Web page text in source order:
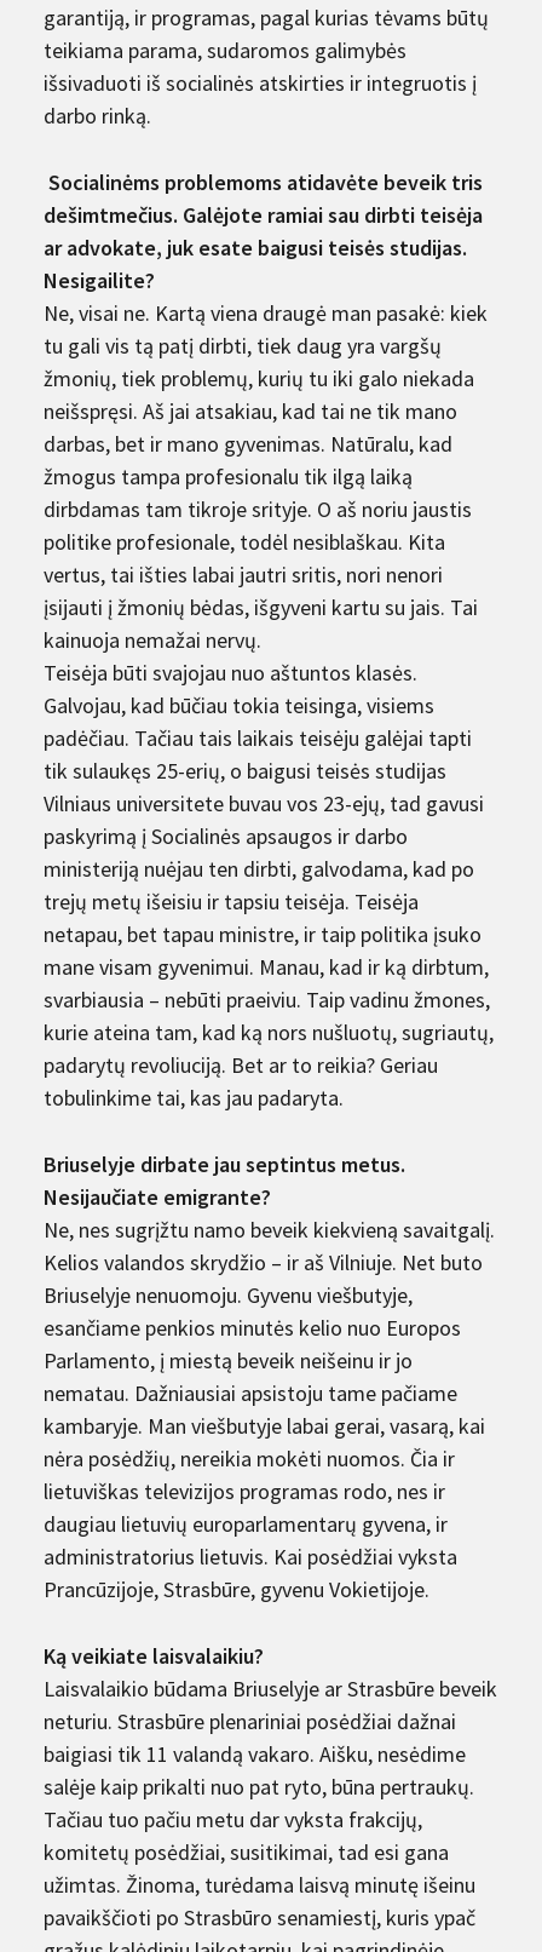
garantiją, ir programas, pagal kurias tėvams būtų
teikiama parama, sudaromos galimybės
išsivaduoti iš socialinės atskirties ir integruotis į
darbo rinką.
Socialinėms problemoms atidavėte beveik tris
dešimt­mečius. Galėjote ramiai sau dirbti teisėja
ar advokate, juk esate baigusi teisės studijas.
Nesigailite?
Ne, visai ne. Kartą viena draugė man pasakė: kiek
tu gali vis tą patį dirbti, tiek daug yra vargšų
žmonių, tiek problemų, kurių tu iki galo niekada
neišspręsi. Aš jai atsakiau, kad tai ne tik mano
darbas, bet ir mano gyvenimas. Natūralu, kad
žmogus tampa profesionalu tik ilgą laiką
dirbdamas tam tikroje srityje. O aš noriu jaustis
politike profesionale, todėl nesiblaškau. Kita
vertus, tai išties labai jautri sritis, nori nenori
įsijauti į žmonių bėdas, išgyveni kartu su jais. Tai
kainuoja nemažai nervų.
Teisėja būti svajojau nuo aštuntos klasės.
Galvojau, kad būčiau tokia teisinga, visiems
padėčiau. Tačiau tais laikais teisėju galėjai tapti
tik sulaukęs 25-erių, o baigusi teisės studijas
Vilniaus universitete buvau vos 23-ejų, tad gavusi
paskyrimą į Socialinės apsaugos ir darbo
ministeriją nuėjau ten dirbti, galvodama, kad po
trejų metų išeisiu ir tapsiu teisėja. Teisėja
netapau, bet tapau ministre, ir taip politika įsuko
mane visam gyvenimui. Manau, kad ir ką dirbtum,
svarbiausia – nebūti praeiviu. Taip vadinu žmones,
kurie ateina tam, kad ką nors nušluotų, sugriautų,
padarytų revoliuciją. Bet ar to reikia? Geriau
tobulinkime tai, kas jau padaryta.
Briuselyje dirbate jau septintus metus.
Nesijaučiate emigrante?
Ne, nes sugrįžtu namo beveik kiekvieną savaitgalį.
Kelios valandos skrydžio – ir aš Vilniuje. Net buto
Briuselyje nenuomoju. Gyvenu viešbutyje,
esančiame penkios minutės kelio nuo Europos
Parlamento, į miestą beveik neišeinu ir jo
nematau. Dažniausiai apsistoju tame pačiame
kambaryje. Man viešbutyje labai gerai, vasarą, kai
nėra posėdžių, nereikia mokėti nuomos. Čia ir
lietuviškas televizijos programas rodo, nes ir
daugiau lietuvių europarlamentarų gyvena, ir
administratorius lietuvis. Kai posėdžiai vyksta
Prancūzijoje, Strasbūre, gyvenu Vokietijoje.
Ką veikiate laisvalaikiu?
Laisvalaikio būdama Briuselyje ar Strasbūre beveik
neturiu. Strasbūre plenariniai posėdžiai dažnai
baigiasi tik 11 valandą vakaro. Aišku, nesėdime
salėje kaip prikalti nuo pat ryto, būna pertraukų.
Tačiau tuo pačiu metu dar vyksta frakcijų,
komitetų posėdžiai, susitikimai, tad esi gana
užimtas. Žinoma, turėdama laisvą minutę išeinu
pavaikščioti po Strasbūro senamiestį, kuris ypač